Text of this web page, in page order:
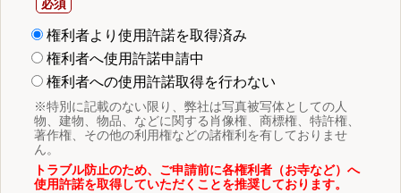
権利者より使用許諾を取得済み
権利者へ使用許諾申請中
権利者への使用許諾取得を行わない
※特別に記載のない限り、弊社は写真被写体としての人
物、建物、物品、などに関する肖像権、商標権、特許権、
著作権、その他の利用権などの諸権利を有しておりませ
ん。
トラブル防止のため、ご申請前に各権利者（お寺など）へ
使用許諾を取得していただくことを推奨しております。